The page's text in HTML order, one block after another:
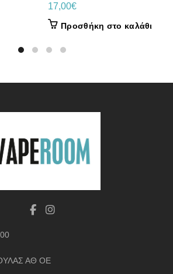
17,00€
Προσθήκη στο καλάθι
ΑΘ ΟΕ